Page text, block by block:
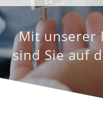
Mit unserer
sind Sie auf